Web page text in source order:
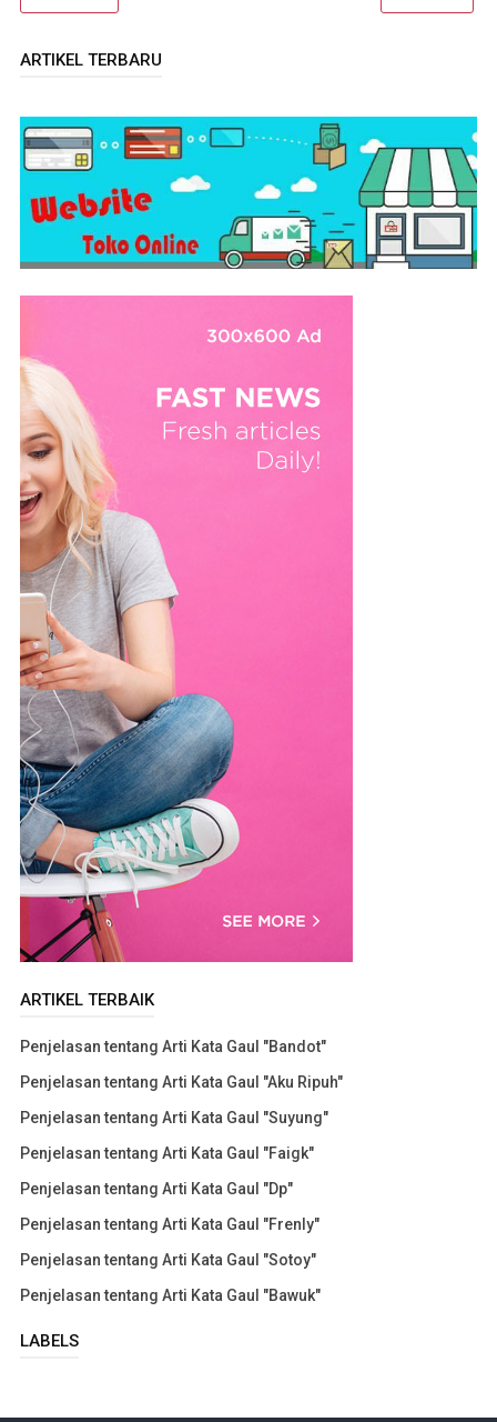
ARTIKEL TERBARU
ARTIKEL TERBAIK
Penjelasan tentang Arti Kata Gaul "Bandot"
Penjelasan tentang Arti Kata Gaul "Aku Ripuh"
Penjelasan tentang Arti Kata Gaul "Suyung"
Penjelasan tentang Arti Kata Gaul "Faigk"
Penjelasan tentang Arti Kata Gaul "Dp"
Penjelasan tentang Arti Kata Gaul "Frenly"
Penjelasan tentang Arti Kata Gaul "Sotoy"
Penjelasan tentang Arti Kata Gaul "Bawuk"
LABELS